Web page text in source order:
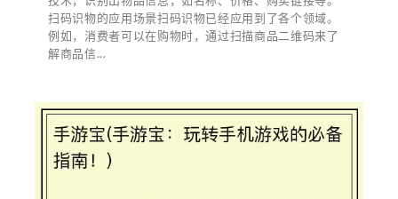
扫码识物的应用场景扫码识物已经应用到了各个领域。
例如，消费者可以在购物时，通过扫描商品二维码来了
解商品信...